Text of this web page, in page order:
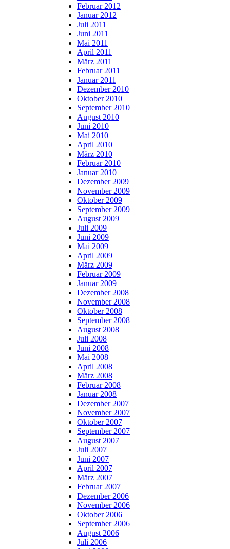
Februar 2012
Januar 2012
Juli 2011
Juni 2011
Mai 2011
April 2011
März 2011
Februar 2011
Januar 2011
Dezember 2010
Oktober 2010
September 2010
August 2010
Juni 2010
Mai 2010
April 2010
März 2010
Februar 2010
Januar 2010
Dezember 2009
November 2009
Oktober 2009
September 2009
August 2009
Juli 2009
Juni 2009
Mai 2009
April 2009
März 2009
Februar 2009
Januar 2009
Dezember 2008
November 2008
Oktober 2008
September 2008
August 2008
Juli 2008
Juni 2008
Mai 2008
April 2008
März 2008
Februar 2008
Januar 2008
Dezember 2007
November 2007
Oktober 2007
September 2007
August 2007
Juli 2007
Juni 2007
April 2007
März 2007
Februar 2007
Dezember 2006
November 2006
Oktober 2006
September 2006
August 2006
Juli 2006